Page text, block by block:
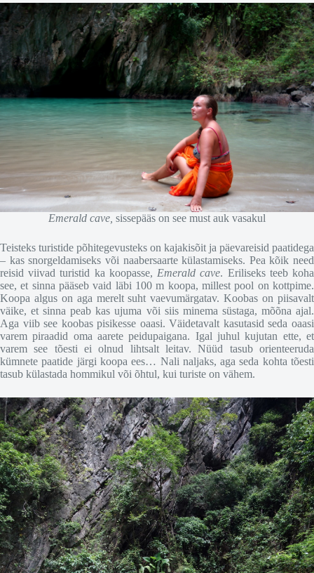
Emerald cave, sissepääs on see must auk vasakul
Teisteks turistide põhitegevusteks on kajakisõit ja päevareisid paatidega
– kas snorgeldamiseks või naabersaarte külastamiseks. Pea kõik need
reisid viivad turistid ka koopasse, Emerald cave. Eriliseks teeb koha
see, et sinna pääseb vaid läbi 100 m koopa, millest pool on kottpime.
Koopa algus on aga merelt suht vaevumärgatav. Koobas on piisavalt
väike, et sinna peab kas ujuma või siis minema süstaga, mõõna ajal.
Aga viib see koobas pisikesse oaasi. Väidetavalt kasutasid seda oaasi
varem piraadid oma aarete peidupaigana. Igal juhul kujutan ette, et
varem see tõesti ei olnud lihtsalt leitav. Nüüd tasub orienteeruda
kümnete paatide järgi koopa ees… Nali naljaks, aga seda kohta tõesti
tasub külastada hommikul või õhtul, kui turiste on vähem.